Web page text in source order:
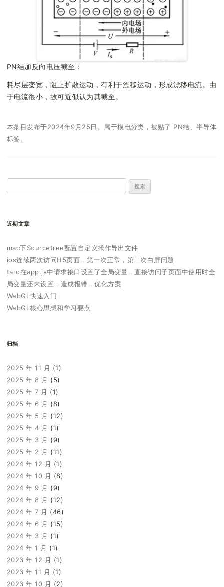
PN结加反向电压截至：
耗尽层变宽，阻止扩散运动，有利于漂移运动，形成漂移电流。由
于电流很小，故可近似认为其截至。
本条目发布于2024年9月25日 。属于模电分类，被贴了 PN结 、半导体
标签。
索：
近期文章
mac下Sourcetree配置自定义操作导出文件
ios连续两次访问H5页面，第一次正常，第二次白屏问题
taro在app.js中请求接口设置了全局变量，直接访问子页面中使用时全
局变量还未设置，造成报错，优化方案
WebGL快速入门
WebGL核心思想和学习要点
归档
2025 年 11 月 (1)
2025 年 8 月 (5)
2025 年 7 月 (1)
2025 年 6 月 (8)
2025 年 5 月 (12)
2025 年 4 月 (1)
2025 年 3 月 (9)
2025 年 2 月 (11)
2024 年 12 月 (1)
2024 年 10 月 (8)
2024 年 9 月 (9)
2024 年 8 月 (12)
2024 年 7 月 (46)
2024 年 6 月 (15)
2024 年 3 月 (1)
2024 年 1 月 (1)
2023 年 12 月 (1)
2023 年 11 月 (1)
2023 年 10 月 (2)